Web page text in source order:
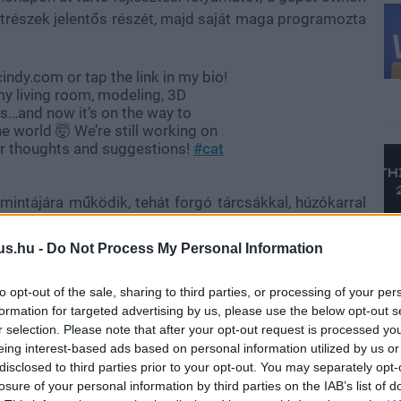
- Do Not Process My Personal Information
opt-out of the sale, sharing to third parties, or processing of your
for targeted advertising by us, please use the below opt-out
selection. Please note that after your opt-out request is processed
interest-based ads based on personal information utilized by us
to third parties prior to your opt-out. You may separately
of your personal information by third parties on the IAB’s list of
jelentős részét, majd saját maga programozta
or tap the link in my bio!
living room, modeling, 3D
now it’s on the way to
world 🤯 We’re still working on
thoughts and suggestions! #cat
működik, tehát forgó tárcsákkal, húzókarral
a megfelelő kombinációt. Érthetetlen okból
is, így Cindy távolról, akár a telefonjáról is
amely garantálja, hogy bizonyos számú sikertelen
jelenjen meg, hogy még véletlenül se rúgja rá az